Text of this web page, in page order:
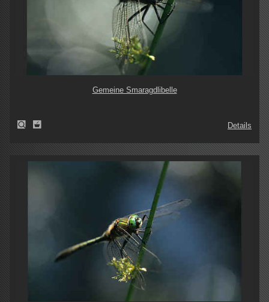
Gemeine Smaragdlibelle
Details